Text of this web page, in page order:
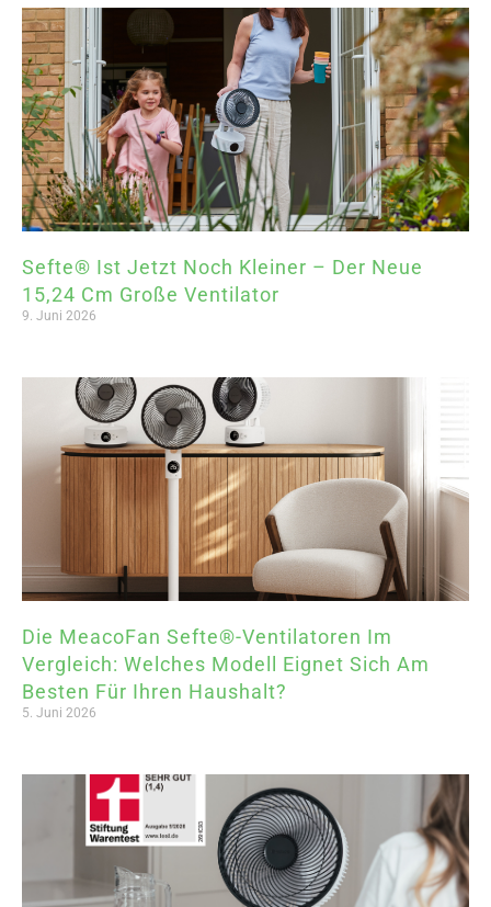
Sefte® Ist Jetzt Noch Kleiner – Der Neue
15,24 Cm Große Ventilator
9. Juni 2026
Die MeacoFan Sefte®-Ventilatoren Im
Vergleich: Welches Modell Eignet Sich Am
Besten Für Ihren Haushalt?
5. Juni 2026